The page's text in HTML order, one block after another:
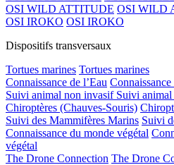
OSI WILD ATTITUDE OSI WILD
OSI IROKO OSI IROKO
Dispositifs transversaux
Tortues marines Tortues marines
Connaissance de l’Eau Connaissance
Suivi animal non invasif Suivi
Chiroptères (Chauves-Souris)
Suivi des Mammifères Marins Suivi
Connaissance du monde végétal
végétal
The Drone Connection The Drone